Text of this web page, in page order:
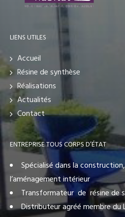
LIENS UTILES
Accueil
Résine de synthèse
Réalisations
Actualités
Contact
ENTREPRISE TOUS CORPS D’ÉTAT
Spécialisé dans la
l’aménagement intérieur
Transformateur de résine de
Distributeur agréé membre du